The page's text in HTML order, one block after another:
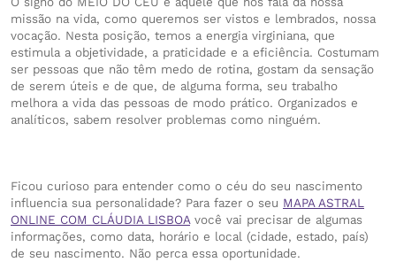
missão na vida, como queremos ser vistos e lembrados, nossa
vocação. Nesta posição, temos a energia virginiana, que
estimula a objetividade, a praticidade e a eficiência. Costumam
ser pessoas que não têm medo de rotina, gostam da sensação
de serem úteis e de que, de alguma forma, seu trabalho
melhora a vida das pessoas de modo prático. Organizados e
analíticos, sabem resolver problemas como ninguém.
Ficou curioso para entender como o céu do seu nascimento
influencia sua personalidade? Para fazer o seu MAPA ASTRAL
ONLINE COM CLÁUDIA LISBOAvocê vai precisar de algumas
informações, como data, horário e local (cidade, estado, país)
de seu nascimento. Não perca essa oportunidade.